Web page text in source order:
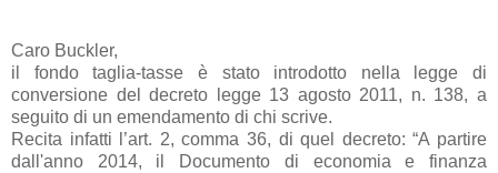
Caro Buckler,
il fondo taglia-tasse è stato introdotto nella legge di
conversione del decreto legge 13 agosto 2011, n. 138, a
seguito di un emendamento di chi scrive.
Recita infatti l’art. 2, comma 36, di quel decreto: “A partire
dall'anno 2014, il Documento di economia e finanza